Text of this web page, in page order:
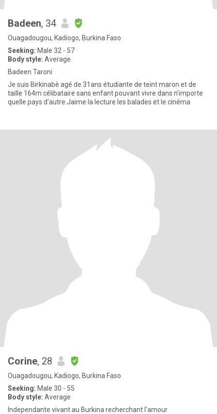
Badeen, 34
Ouagadougou, Kadiogo, Burkina Faso
Seeking: Male 32 - 57
Body style: Average
Badeen Taroni
Je suis Birkinabè agé de 31ans étudiante de teint maron et de
taille 164m célibataire sans enfant pouvant vivre dans n'importe
quelle pays d'autre.Jaime la lecture les balades et le cinéma
Corine, 28
Ouagadougou, Kadiogo, Burkina Faso
Seeking: Male 30 - 55
Body style: Average
Independante vivant au Burkina recherchant l'amour